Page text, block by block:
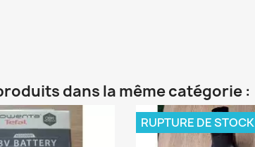
dans la même catégorie :
RUPTURE DE STOCK